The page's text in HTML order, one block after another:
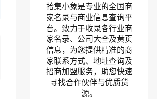
拾集小象是专业的全国商
家名录与商业信息查询平
台。致力于收录各行业商
家名录、公司大全及黄页
信息，为您提供精准的商
家联系方式、地址查询及
招商加盟服务，助您快速
寻找合作伙伴与优质货
源。